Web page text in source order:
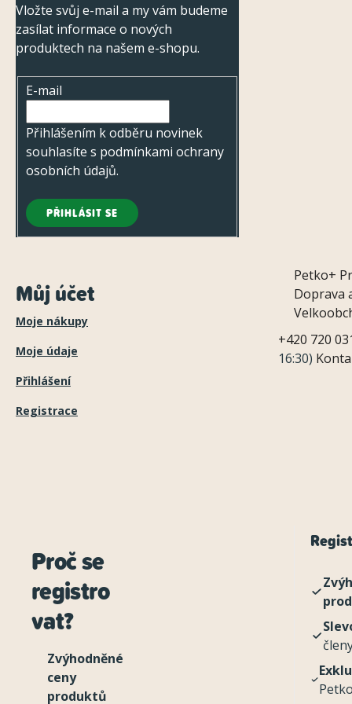
Vložte svůj e-mail a my vám budeme
zasílat informace o nových
produktech na našem e-shopu.
E-mail
Přihlášením k odběru novinek
souhlasíte s podmínkami ochrany
osobních údajů.
PŘIHLÁSIT SE
Můj účet
Moje nákupy
Moje údaje
Přihlášení
Registrace
Petko+
Doprava
+420 720
16:30)
Proč se
registro
vat?
Zvýhodněné
ceny
produktů